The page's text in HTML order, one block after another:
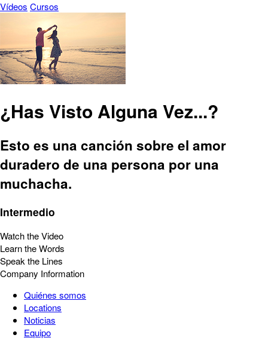
Vídeos Cursos
¿Has Visto Alguna Vez...?
Esto es una canción sobre el amor
duradero de una persona por una
muchacha.
Intermedio
Watch the Video
Learn the Words
Speak the Lines
Company Information
Quiénes somos
Locations
Noticias
Equipo